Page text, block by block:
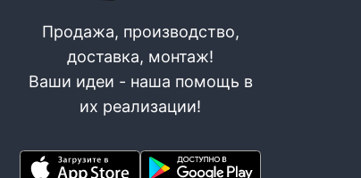
Продажа, производство,
доставка, монтаж!
Ваши идеи - наша помощь в
их реализации!